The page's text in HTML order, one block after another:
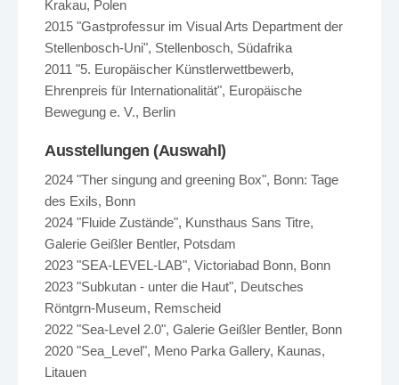
Krakau, Polen
2015 "Gastprofessur im Visual Arts Department der
Stellenbosch-Uni", Stellenbosch, Südafrika
2011 "5. Europäischer Künstlerwettbewerb,
Ehrenpreis für Internationalität", Europäische
Bewegung e. V., Berlin
Ausstellungen (Auswahl)
2024 "Ther singung and greening Box", Bonn: Tage
des Exils, Bonn
2024 "Fluide Zustände", Kunsthaus Sans Titre,
Galerie Geißler Bentler, Potsdam
2023 "SEA-LEVEL-LAB", Victoriabad Bonn, Bonn
2023 "Subkutan - unter die Haut", Deutsches
Röntgrn-Museum, Remscheid
2022 "Sea-Level 2.0", Galerie Geißler Bentler, Bonn
2020 "Sea_Level", Meno Parka Gallery, Kaunas,
Litauen